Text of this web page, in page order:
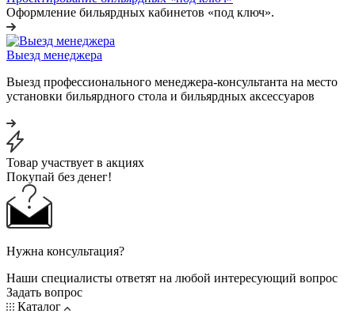
Оформление бильярдных кабинетов «под ключ».
Выезд менеджера
Выезд профессионального менеджера-консультанта на место
установки бильярдного стола и бильярдных аксессуаров
Товар участвует в акциях
Покупай без денег!
Нужна консультация?
Наши специалисты ответят на любой интересующий вопрос
Задать вопрос
Каталог